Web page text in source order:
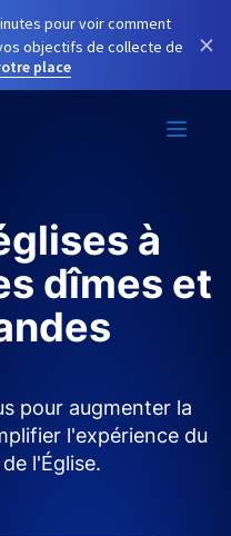
pour voir comment
objectifs de collecte de
place
×
à
dîmes et
pour augmenter la
l'expérience du
l'Église.